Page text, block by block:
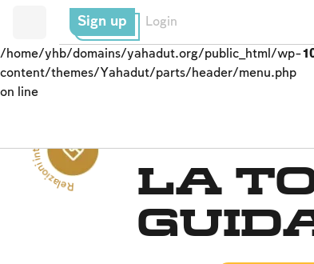
Sign up Login
/home/yhb/domains/yahadut.org/public_html/wp-
content/themes/Yahadut/parts/header/menu.php
on line
Rel
a
zi
o
ni
i
n
t
e
r
p
e
r
s
o
La